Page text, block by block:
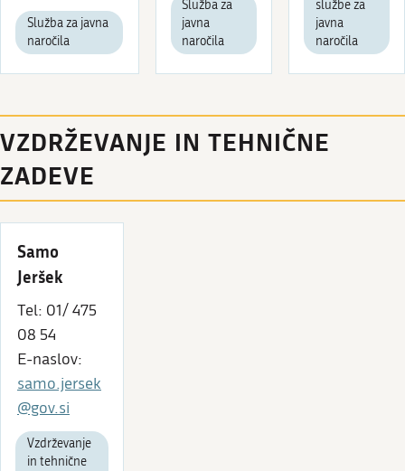
Služba za javna
naročila
Služba za
javna
naročila
službe za
javna
naročila
VZDRŽEVANJE IN TEHNIČNE
ZADEVE
Samo
Jeršek
Tel: 01/ 475
08 54
E-naslov:
samo.jersek
@gov.si
Vzdrževanje
in tehnične